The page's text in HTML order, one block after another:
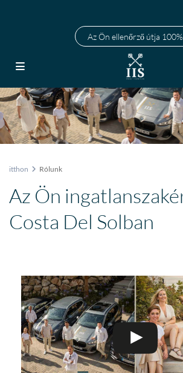
Az Ön ellenőrző útja
itthon Rólunk
Az Ön
Costa Del Solban